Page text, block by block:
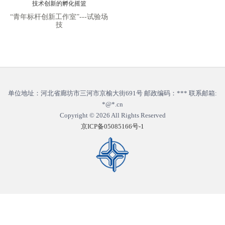
“青年标杆创新工作室”---试验场
技
单位地址：河北省廊坊市三河市京榆大街691号 邮政编码：*** 联系邮箱:
*@*.cn
Copyright © 2026 All Rights Reserved
京ICP备05085166号-1